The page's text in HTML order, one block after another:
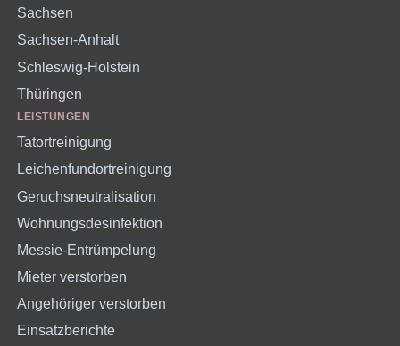
Sachsen
Sachsen-Anhalt
Schleswig-Holstein
Thüringen
LEISTUNGEN
Tatortreinigung
Leichenfundortreinigung
Geruchsneutralisation
Wohnungsdesinfektion
Messie-Entrümpelung
Mieter verstorben
Angehöriger verstorben
Einsatzberichte